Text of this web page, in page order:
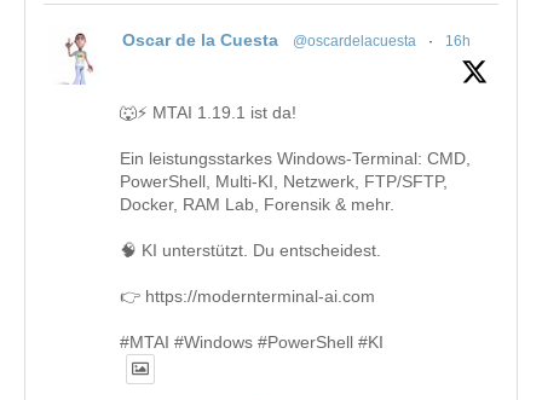
Oscar de la Cuesta @oscardelacuesta · 16h
🐺⚡ MTAI 1.19.1 ist da!
Ein leistungsstarkes Windows-Terminal: CMD,
PowerShell, Multi-KI, Netzwerk, FTP/SFTP,
Docker, RAM Lab, Forensik & mehr.
🧠 KI unterstützt. Du entscheidest.
👉 https://modernterminal-ai.com
#MTAI #Windows #PowerShell #KI